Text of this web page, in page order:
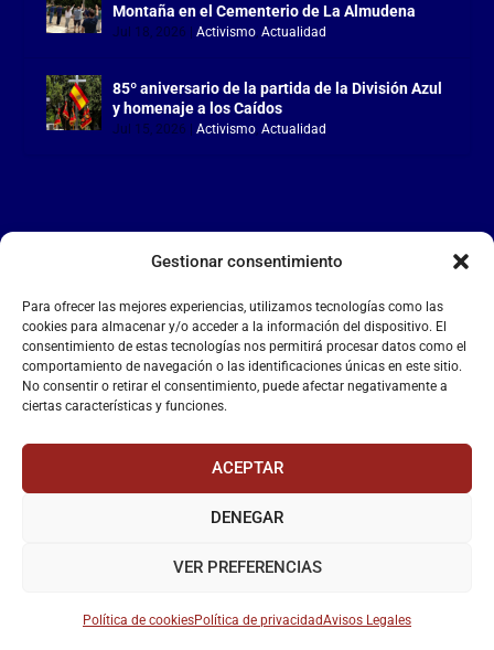
Gestionar consentimiento
Para ofrecer las mejores experiencias, utilizamos tecnologías como las
cookies para almacenar y/o acceder a la información del dispositivo. El
consentimiento de estas tecnologías nos permitirá procesar datos como el
comportamiento de navegación o las identificaciones únicas en este sitio.
No consentir o retirar el consentimiento, puede afectar negativamente a
ciertas características y funciones.
ACEPTAR
DENEGAR
VER PREFERENCIAS
Política de cookiesPolítica de privacidadAvisos Legales
Montaña en el Cementerio de La Almudena
Jul 18, 2026 |Activismo,Actualidad
85º aniversario de la partida de la División Azul
y homenaje a los Caídos
Jul 15, 2026 |Activismo,Actualidad
LA FALANGE
Reproductor
de
vídeo